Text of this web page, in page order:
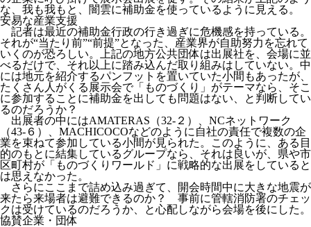
な、我も我もと、闇雲に補助金を使っているように見える。
安易な産業支援
記者は最近の補助金行政の行き過ぎに危機感を持っている。
それが“当たり前”“前提”となった、産業界が自助努力を忘れて
いくのが恐ろしい。上記の地方公共団体は出展社を、会場に並
べるだけで、それ以上に踏み込んだ取り組みはしていない。中
には地元を紹介するパンフットを置いていた小間もあったが、
たくさん人がくる展示会で「ものづくり」がテーマなら、そこ
に参加することに補助金を出しても問題はない、と判断してい
るのだろうか？
出展者の中にはAMATERAS（32-２）、NCネットワーク
（43-６）、MACHICOCOなどのように自社の責任で複数の企
業を束ねて参加している小間が見られた。このように、ある目
的のもとに結集しているグループなら、それは良いが、県や市
区町村が「ものづくりワールド」に戦略的な出展をしていると
は思えなかった。
さらにここまで詰め込み過ぎて、開会時間中に大きな地震が
来たら来場者は避難できるのか？ 事前に管轄消防署のチェッ
クは受けているのだろうか、と心配しながら会場を後にした。
協賛企業・団体